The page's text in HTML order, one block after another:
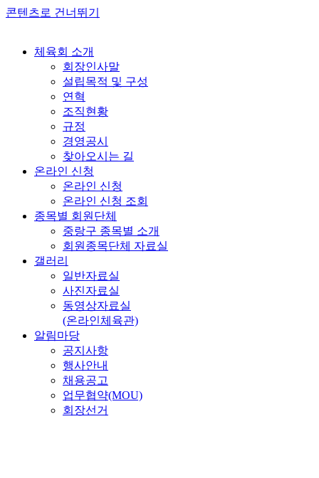
콘텐츠로 건너뛰기
체육회 소개
회장인사말
설립목적 및 구성
연혁
조직현황
규정
경영공시
찾아오시는 길
온라인 신청
온라인 신청
온라인 신청 조회
종목별 회원단체
중랑구 종목별 소개
회원종목단체 자료실
갤러리
일반자료실
사진자료실
동영상자료실
(온라인체육관)
알림마당
공지사항
행사안내
채용공고
업무협약(MOU)
회장선거